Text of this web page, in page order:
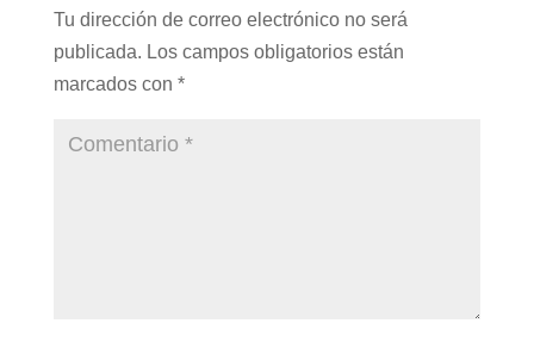
Tu dirección de correo electrónico no será
publicada. Los campos obligatorios están
marcados con *